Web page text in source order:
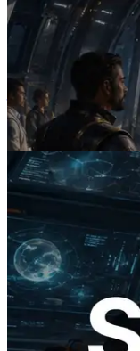
2026.07.04
ERPC 發布
— AI Agent
閱讀此文章